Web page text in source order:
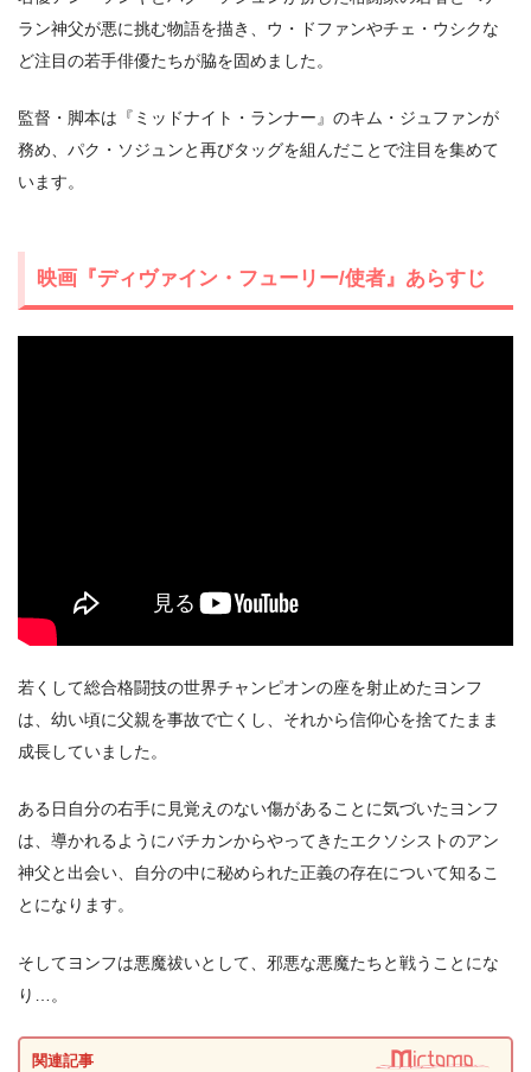
＼＼31日間無料!!お試し解約もOK／／
今すぐ無料でU-NEXTで見る
ラン神父が悪に挑む物語を描き、ウ・ドファンやチェ・ウシクな
ど注目の若手俳優たちが脇を固めました。
監督・脚本は『ミッドナイト・ランナー』のキム・ジュファンが
務め、パク・ソジュンと再びタッグを組んだことで注目を集めて
います。
映画『ディヴァイン・フューリー/使者』あらすじ
若くして総合格闘技の世界チャンピオンの座を射止めたヨンフ
は、幼い頃に父親を事故で亡くし、それから信仰心を捨てたまま
成長していました。
ある日自分の右手に見覚えのない傷があることに気づいたヨンフ
は、導かれるようにバチカンからやってきたエクソシストのアン
神父と出会い、自分の中に秘められた正義の存在について知るこ
とになります。
そしてヨンフは悪魔祓いとして、邪悪な悪魔たちと戦うことにな
り…。
関連記事